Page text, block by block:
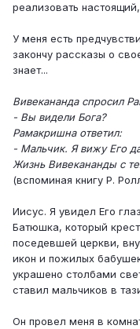
реализовать
У меня есть
закончу рассказы о
знает...
Вивекананда спросил
- Вы видели Бога?
Рамакришна ответил:
- Мальчик. Я вижу Его
Жизнь Вивекананды с
(вспоминая книгу Р.
Иисус. Я увидел Его
Батюшка, который
поседевшей церкви,
икон и пожилых
украшено столбами
ставил мальчиков в
Он провел меня в